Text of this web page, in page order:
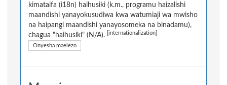
kimataifa (i18n) haihusiki (k.m., programu haizalishi
maandishi yanayokusudiwa kwa watumiaji wa mwisho
na haipangi maandishi yanayosomeka na binadamu),
chagua "haihusiki" (N/A).
[internationalization]
Onyesha maelezo